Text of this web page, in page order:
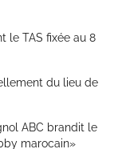
le TAS fixée au 8
du lieu de
ABC brandit le
marocain»